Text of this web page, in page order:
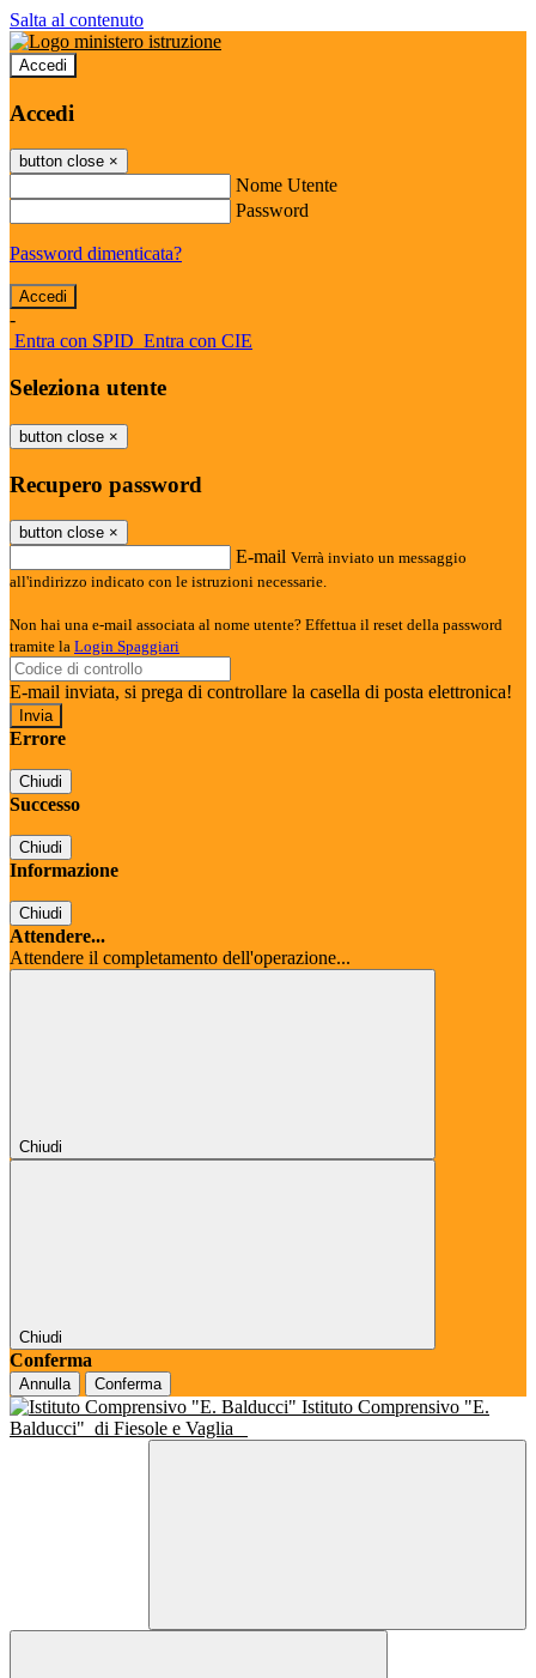
Salta al contenuto
Accedi
Accedi
button close ×
Nome Utente
Password
Password dimenticata?
-
Entra con SPID Entra con CIE
Seleziona utente
button close ×
Recupero password
button close ×
E-mail Verrà inviato un messaggio
all'indirizzo indicato con le istruzioni necessarie.
Non hai una e-mail associata al nome utente? Effettua il reset della password
tramite la Login Spaggiari
E-mail inviata, si prega di controllare la casella di posta elettronica!
Errore
Chiudi
Successo
Chiudi
Informazione
Chiudi
Attendere...
Attendere il completamento dell'operazione...
Chiudi
Chiudi
Conferma
Annulla Conferma
Istituto Comprensivo "E.
Balducci" di Fiesole e Vaglia